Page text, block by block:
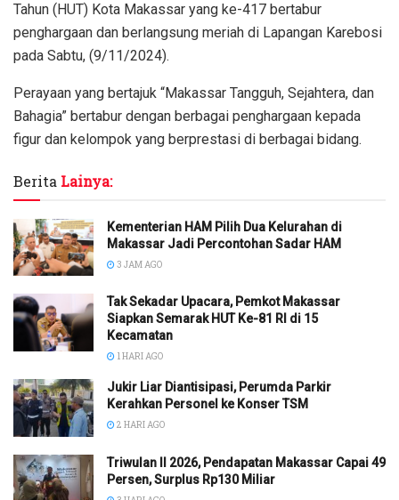
Tahun (HUT) Kota Makassar yang ke-417 bertabur
penghargaan dan berlangsung meriah di Lapangan Karebosi
pada Sabtu, (9/11/2024).
Perayaan yang bertajuk “Makassar Tangguh, Sejahtera, dan
Bahagia” bertabur dengan berbagai penghargaan kepada
figur dan kelompok yang berprestasi di berbagai bidang.
Berita Lainya:
Kementerian HAM Pilih Dua Kelurahan di
Makassar Jadi Percontohan Sadar HAM
3 JAM AGO
Tak Sekadar Upacara, Pemkot Makassar
Siapkan Semarak HUT Ke-81 RI di 15
Kecamatan
1 HARI AGO
Jukir Liar Diantisipasi, Perumda Parkir
Kerahkan Personel ke Konser TSM
2 HARI AGO
Triwulan II 2026, Pendapatan Makassar Capai 49
Persen, Surplus Rp130 Miliar